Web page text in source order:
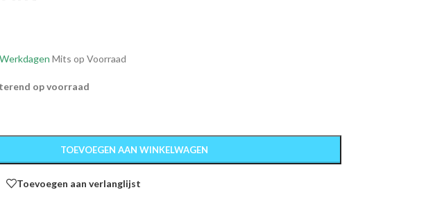
Mits op Voorraad
op voorraad
TOEVOEGEN AAN WINKELWAGEN
Toevoegen aan verlanglijst